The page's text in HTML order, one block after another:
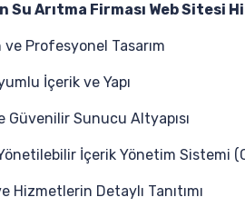
Su Arıtma Firması Web Sitesi
ve Profesyonel Tasarım
İçerik ve Yapı
Güvenilir Sunucu Altyapısı
İçerik Yönetim Sistemi
Hizmetlerin Detaylı Tanıtımı